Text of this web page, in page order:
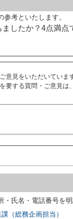
考といたします。
したか？4点満点
意見をいただいてい
要する質問・ご意見
氏名・電話番号を明
（総務企画担当）